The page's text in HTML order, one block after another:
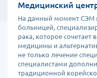
Медицинский
На данный момент СЭМ
больницей,
рака, которое
медицины и
не только лечение
специалистами
традиционной